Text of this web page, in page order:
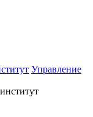
Управление